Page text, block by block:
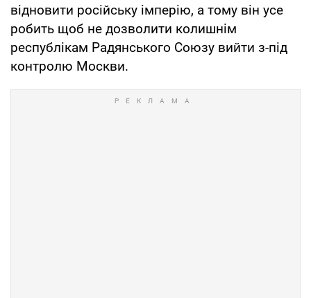
відновити російську імперію, а тому він усе
робить щоб не дозволити колишнім
республікам Радянського Союзу вийти з-під
контролю Москви.